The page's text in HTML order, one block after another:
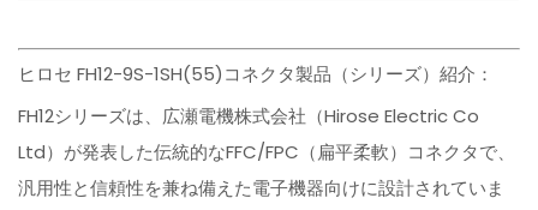
ヒロセ FH12-9S-1SH(55)コネクタ製品（シリーズ）紹介：
FH12シリーズは、広瀬電機株式会社（Hirose Electric Co
Ltd）が発表した伝統的なFFC/FPC（扁平柔軟）コネクタで、
汎用性と信頼性を兼ね備えた電子機器向けに設計されていま